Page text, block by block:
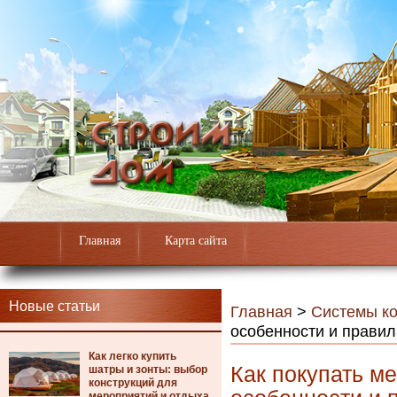
Главная Карта сайта
Новые статьи
Как легко купить
шатры и зонты: выбор
конструкций для
Главная > Системы
особенности и
Как покупать